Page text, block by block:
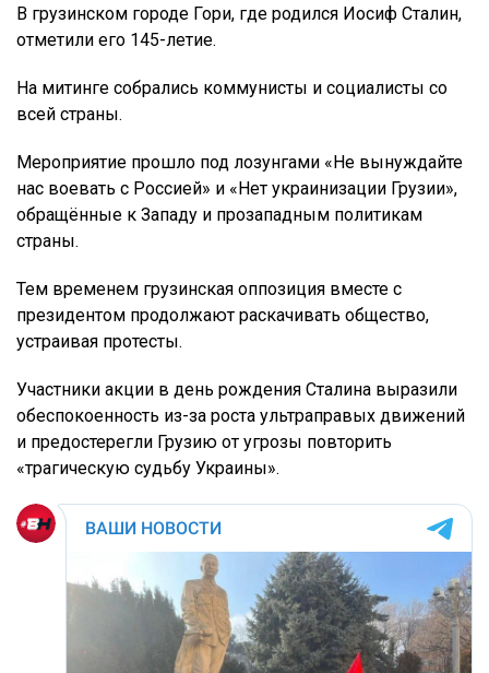
В грузинском городе Гори, где родился Иосиф Сталин,
отметили его 145-летие.
На митинге собрались коммунисты и социалисты со
всей страны.
Мероприятие прошло под лозунгами «Не вынуждайте
нас воевать с Россией» и «Нет украинизации Грузии»,
обращённые к Западу и прозападным политикам
страны.
Тем временем грузинская оппозиция вместе с
президентом продолжают раскачивать общество,
устраивая протесты.
Участники акции в день рождения Сталина выразили
обеспокоенность из-за роста ультраправых движений
и предостерегли Грузию от угрозы повторить
«трагическую судьбу Украины».